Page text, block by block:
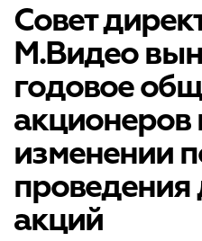
Совет
М.Видео
годовое
акционеров
изменении
проведения
акций